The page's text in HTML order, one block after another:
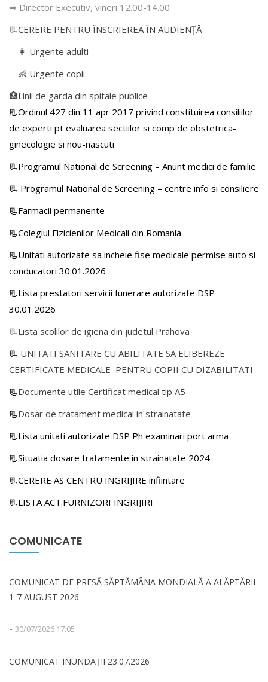
➡ Director Executiv, vineri 12.00-14.00
📃CERERE PENTRU ÎNSCRIEREA ÎN AUDIENŢĂ
👩 Urgente adulti
👶 Urgente copii
🏥Linii de garda din spitale publice
📃Ordinul 427 din 11 apr 2017 privind constituirea consiliilor
de experti pt evaluarea sectiilor si comp de obstetrica-
ginecologie si nou-nascuti
📃Programul National de Screening – Anunt medici de familie
📃 Programul National de Screening – centre info si consiliere
📃Farmacii permanente
📃Colegiul Fizicienilor Medicali din Romania
📃Unitati autorizate sa incheie fise medicale permise auto si
conducatori 30.01.2026
📃Lista prestatori servicii funerare autorizate DSP
30.01.2026
📃Lista scolilor de igiena din judetul Prahova
📃 UNITATI SANITARE CU ABILITATE SA ELIBEREZE
CERTIFICATE MEDICALE PENTRU COPII CU DIZABILITATI
📃Documente utile Certificat medical tip A5
📃Dosar de tratament medical in strainatate
📃Lista unitati autorizate DSP Ph examinari port arma
📃Situatia dosare tratamente in strainatate 2024
📃CERERE AS CENTRU INGRIJIRE infiintare
📃LISTA ACT.FURNIZORI INGRIJIRI
COMUNICATE
COMUNICAT DE PRESĂ SĂPTĂMÂNA MONDIALĂ A ALĂPTĂRII
1-7 AUGUST 2026
- 30/07/2026 17:05
COMUNICAT INUNDAȚII 23.07.2026